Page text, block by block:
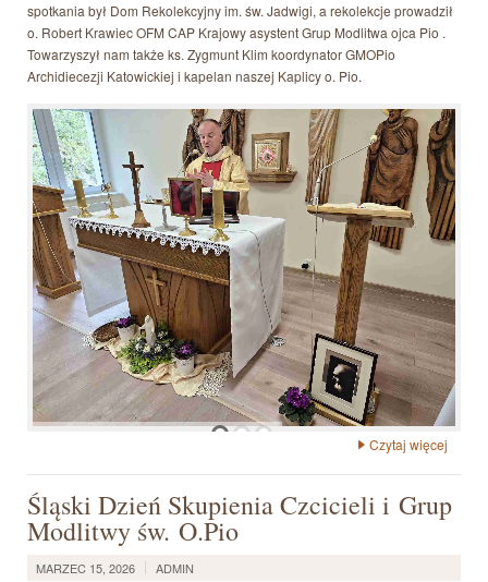
spotkania był Dom Rekolekcyjny im. św. Jadwigi, a rekolekcje prowadził
o. Robert Krawiec OFM CAP Krajowy asystent Grup Modlitwa ojca Pio .
Towarzyszył nam także ks. Zygmunt Klim koordynator GMOPio
Archidiecezji Katowickiej i kapelan naszej Kaplicy o. Pio.
Czytaj więcej
Śląski Dzień Skupienia Czcicieli i Grup
Modlitwy św. O.Pio
MARZEC 15, 2026 ADMIN